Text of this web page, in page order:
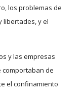
los problemas de
libertades, y el
y las empresas
de
el confinamiento